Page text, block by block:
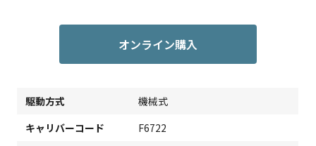
オンライン購入
駆動方式
機械式
キャリバーコード
F6722